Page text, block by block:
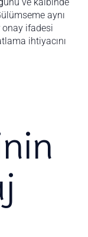
aynı
ifadesi
ihtiyacını